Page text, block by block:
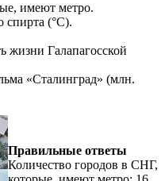
имеют метро.
спирта (°С).
жизни Галапагосской
«Сталинград» (млн.
Правильные ответы
Количество городов в СНГ,